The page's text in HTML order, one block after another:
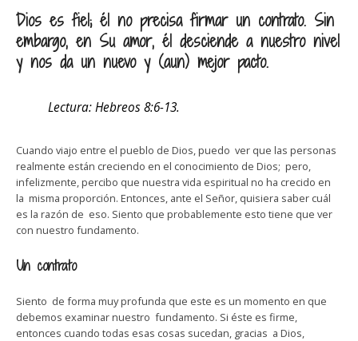
Dios es fiel; él no precisa firmar un contrato. Sin
embargo, en Su amor, él desciende a nuestro nivel
y nos da un nuevo y (aun) mejor pacto.
Lectura: Hebreos 8:6-13.
Cuando viajo entre el pueblo de Dios, puedo ver que las personas
realmente están creciendo en el conocimiento de Dios; pero,
infelizmente, percibo que nuestra vida espiritual no ha crecido en
la misma proporción. Entonces, ante el Señor, quisiera saber cuál
es la razón de eso. Siento que probablemente esto tiene que ver
con nuestro fundamento.
Un contrato
Siento de forma muy profunda que este es un momento en que
debemos examinar nuestro fundamento. Si éste es firme,
entonces cuando todas esas cosas sucedan, gracias a Dios,